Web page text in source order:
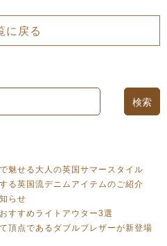
魅せる大人の英国サマースタイル
る英国流デニムアイテムのご紹介
らせ
すすめライトアウター3選
頂点であるダブルブレザーが新登場
に戻る